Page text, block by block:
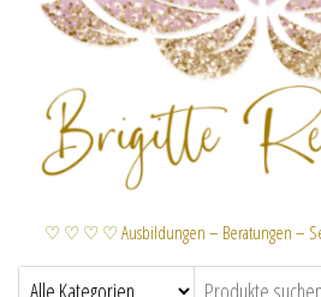
♡ ♡ ♡ ♡ Ausbildungen – Beratungen –